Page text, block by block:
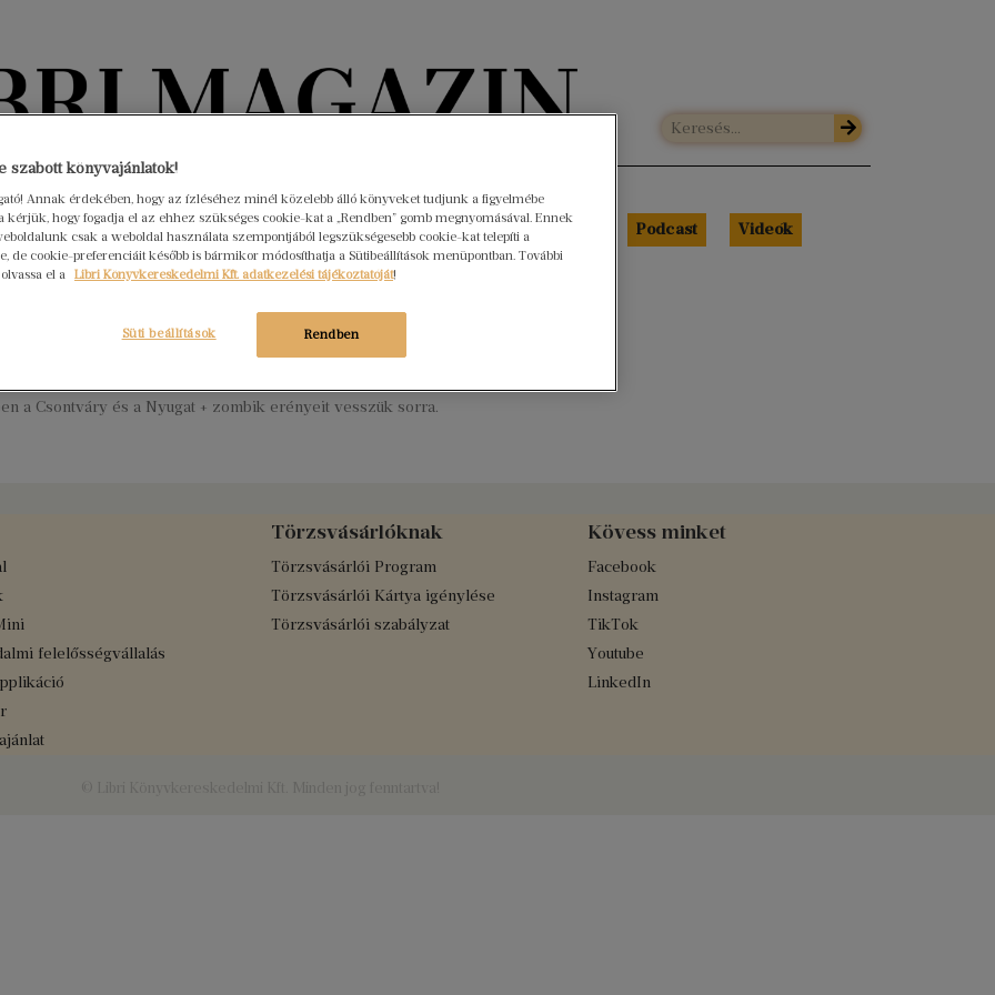
Könyvektől az olvasókig
Interjúk Beleolvasó A hónap könyvei HÍREK Libri Portré Podcast Videók
– képregények felnőtteknek
a Csontváry és a Nyugat + zombik erényeit vesszük sorra.
felelősségvállalás
Törzsvásárlóknak
Törzsvásárlói Program
Törzsvásárlói Kártya igénylése
Törzsvásárlói szabályzat
Kövess minket
Facebook
Instagram
TikTok
Youtube
LinkedIn
szabott könyvajánlatok!
Annak érdekében, hogy az ízléséhez minél közelebb álló könyveket tudjunk a figyelmébe
kérjük, hogy fogadja el az ehhez szükséges cookie-kat a „Rendben” gomb megnyomásával. Ennek
csak a weboldal használata szempontjából legszükségesebb cookie-kat telepíti a
de cookie-preferenciáit később is bármikor módosíthatja a Sütibeállítások menüpontban. További
el a Libri Könyvkereskedelmi Kft. adatkezelési tájékoztatóját!
Rendben
Süti beállítások